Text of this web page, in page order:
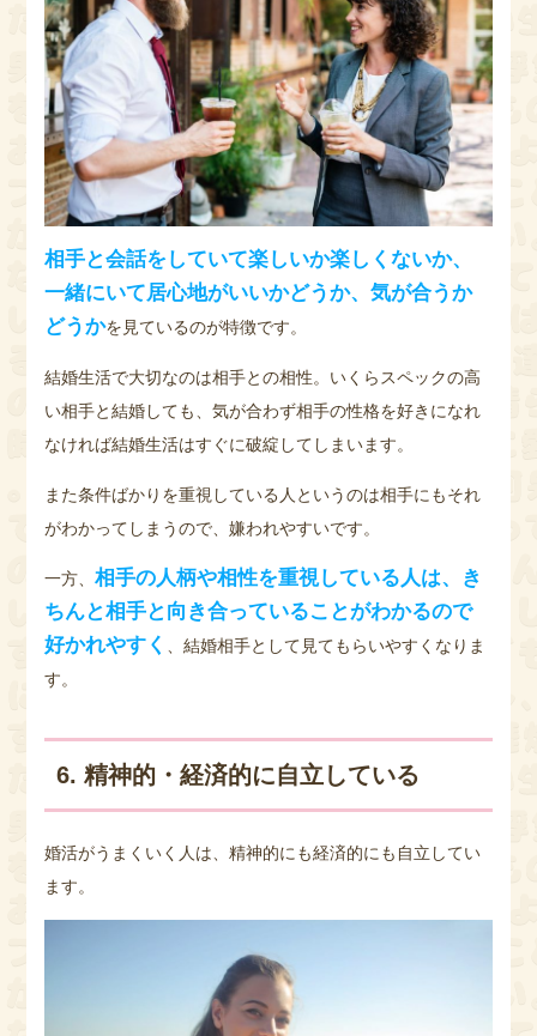
相手と会話をしていて楽しいか楽しくないか、
一緒にいて居心地がいいかどうか、気が合うか
どうかを見ているのが特徴です。
結婚生活で大切なのは相手との相性。いくらスペックの高
い相手と結婚しても、気が合わず相手の性格を好きになれ
なければ結婚生活はすぐに破綻してしまいます。
また条件ばかりを重視している人というのは相手にもそれ
がわかってしまうので、嫌われやすいです。
一方、相手の人柄や相性を重視している人は、き
ちんと相手と向き合っていることがわかるので
好かれやすく
、結婚相手として見てもらいやすくなりま
す。
6. 精神的・経済的に自立している
婚活がうまくいく人は、精神的にも経済的にも自立してい
ます。